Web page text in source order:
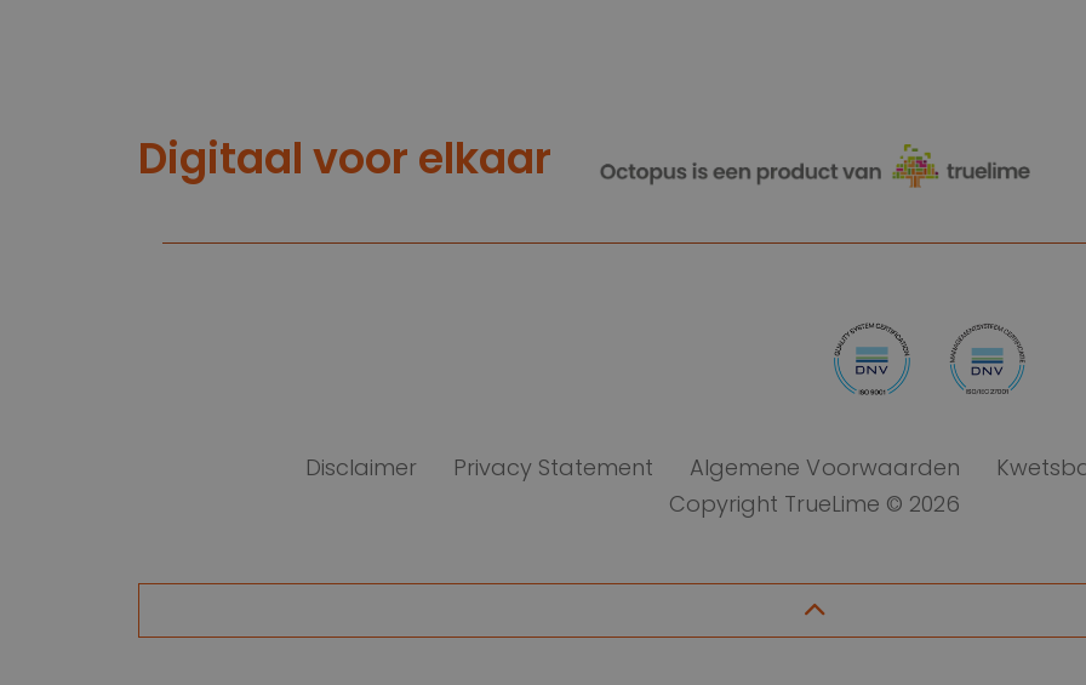
Digitaal voor elkaar
Disclaimer Privacy Statement Algemene Voorwaarden
Copyright TrueLime © 2026